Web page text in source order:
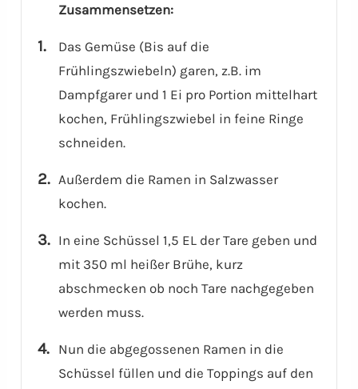
Zusammensetzen:
Das Gemüse (Bis auf die
Frühlingszwiebeln) garen, z.B. im
Dampfgarer und 1 Ei pro Portion mittelhart
kochen, Frühlingszwiebel in feine Ringe
schneiden.
Außerdem die Ramen in Salzwasser
kochen.
In eine Schüssel 1,5 EL der Tare geben und
mit 350 ml heißer Brühe, kurz
abschmecken ob noch Tare nachgegeben
werden muss.
Nun die abgegossenen Ramen in die
Schüssel füllen und die Toppings auf den